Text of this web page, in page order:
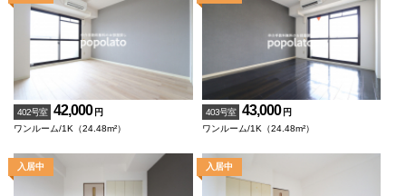
402号室 42,000 円
ワンルーム/1K（24.48m²）
403号室 43,000 円
ワンルーム/1K（24.48m²）